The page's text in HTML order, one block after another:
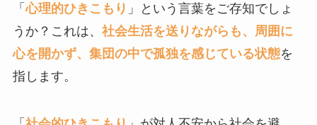
「心理的ひきこもり 」という言葉をご存知でしょ
うか？これは、 社会生活を送りながらも、周囲に
心を開かず、集団の中で孤独を感じている状態を
指します。